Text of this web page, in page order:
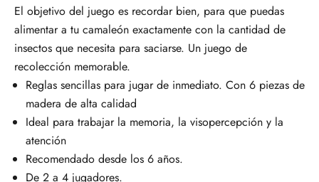
El objetivo del juego es recordar bien, para que puedas
alimentar a tu camaleón exactamente con la cantidad de
insectos que necesita para saciarse. Un juego de
recolección memorable.
Reglas sencillas para jugar de inmediato. Con 6 piezas de
madera de alta calidad
Ideal para trabajar la memoria, la visopercepción y la
atención
Recomendado desde los 6 años.
De 2 a 4 jugadores.